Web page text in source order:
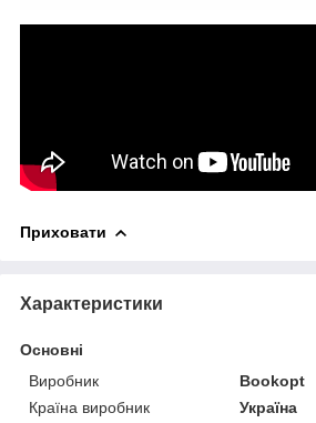
Приховати
Характеристики
Основні
Виробник
Bookopt
Країна виробник
Україна